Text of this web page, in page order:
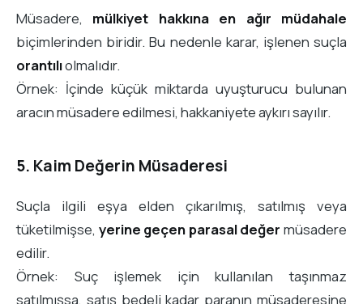
Müsadere, mülkiyet hakkına en ağır müdahale
biçimlerinden biridir. Bu nedenle karar, işlenen suçla
orantılıolmalıdır.
Örnek: İçinde küçük miktarda uyuşturucu bulunan
aracın müsadere edilmesi, hakkaniyete aykırı sayılır.
5. Kaim Değerin Müsaderesi
Suçla ilgili eşya elden çıkarılmış, satılmış veya
tüketilmişse, yerine geçen parasal değer müsadere
edilir.
Örnek: Suç işlemek için kullanılan taşınmaz
satılmışsa, satış bedeli kadar paranın müsaderesine